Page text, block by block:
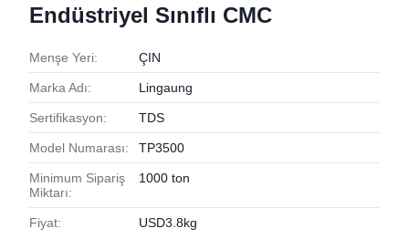
Endüstriyel Sınıflı CMC
Menşe Yeri: ÇIN
Marka Adı: Lingaung
Sertifikasyon: TDS
Model Numarası: TP3500
Minimum Sipariş
Miktarı:
1000 ton
Fiyat: USD3.8kg